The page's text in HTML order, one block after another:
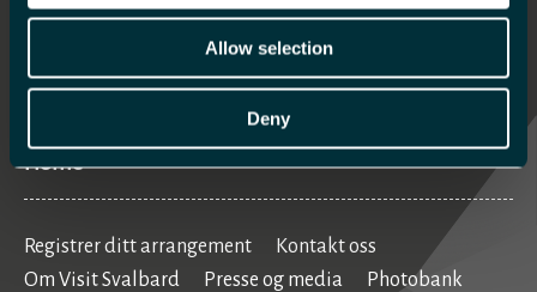
Allow selection
Deny
Hva skjer
Home
Registrer ditt arrangement
Kontakt oss
Om Visit Svalbard
Presse og media
Photobank